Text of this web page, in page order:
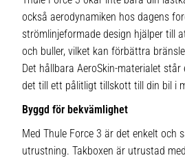
också aerodynamiken hos dagens
strömlinjeformade design hjälper till
och buller, vilket kan förbättra
Det hållbara AeroSkin-materialet
det till ett pålitligt tillskott till din bil i
Byggd för bekvämlighet
Med Thule Force 3 är det enkelt och
utrustning. Takboxen är utrustad med